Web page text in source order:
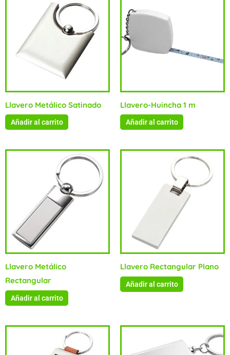
Llavero Metálico Satinado
Añadir al carrito
Llavero-Huincha 1 m
Añadir al carrito
Llavero Metálico
Rectangular
Añadir al carrito
Llavero Rectangular Plano
Añadir al carrito